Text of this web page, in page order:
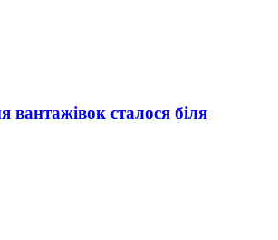
вантажівок сталося біля